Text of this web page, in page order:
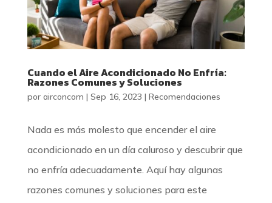
Cuando el Aire Acondicionado No Enfría:
Razones Comunes y Soluciones
por airconcom | Sep 16, 2023 | Recomendaciones
Nada es más molesto que encender el aire
acondicionado en un día caluroso y descubrir que
no enfría adecuadamente. Aquí hay algunas
razones comunes y soluciones para este